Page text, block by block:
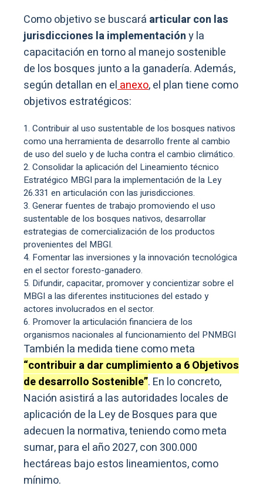
Como objetivo se buscará articular con las
jurisdicciones la implementacióny la
capacitación en torno al manejo sostenible
de los bosques junto a la ganadería. Además,
según detallan en elanexo, el plan tiene como
objetivos estratégicos:
Contribuir al uso sustentable de los bosques nativos
como una herramienta de desarrollo frente al cambio
de uso del suelo y de lucha contra el cambio climático.
Consolidar la aplicación del Lineamiento técnico
Estratégico MBGI para la implementación de la Ley
26.331 en articulación con las jurisdicciones.
Generar fuentes de trabajo promoviendo el uso
sustentable de los bosques nativos, desarrollar
estrategias de comercialización de los productos
provenientes del MBGI.
Fomentar las inversiones y la innovación tecnológica
en el sector foresto-ganadero.
Difundir, capacitar, promover y concientizar sobre el
MBGI a las diferentes instituciones del estado y
actores involucrados en el sector.
Promover la articulación financiera de los
organismos nacionales al funcionamiento del PNMBGI
También la medida tiene como meta
“contribuir a dar cumplimiento a 6 Objetivos
de desarrollo Sostenible”. En lo concreto,
Nación asistirá a las autoridades locales de
aplicación de la Ley de Bosques para que
adecuen la normativa, teniendo como meta
sumar, para el año 2027, con 300.000
hectáreas bajo estos lineamientos, como
mínimo.